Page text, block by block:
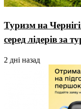
Туризм на
серед лідерів за
2 дні назад